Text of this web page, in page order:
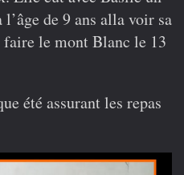
de 9 ans alla voir sa
le mont Blanc le 13
été assurant les repas